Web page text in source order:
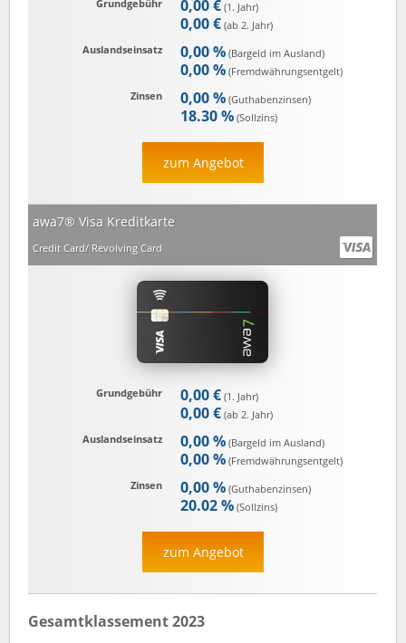
Grundgebühr 0,00 € (1. Jahr)
0,00 € (ab 2. Jahr)
Auslandseinsatz
0,00 % (Bargeld im Ausland)
0,00 % (Fremd­währungs­entgelt)
Zinsen
0,00 % (Guthaben­zinsen)
18.30 % (Sollzins)
zum Angebot
awa7® Visa Kreditkarte
Credit Card/ Revolving Card
Grundgebühr 0,00 € (1. Jahr)
0,00 € (ab 2. Jahr)
Auslandseinsatz
0,00 % (Bargeld im Ausland)
0,00 % (Fremd­währungs­entgelt)
Zinsen
0,00 % (Guthaben­zinsen)
20.02 % (Sollzins)
zum Angebot
Gesamtklassement 2023